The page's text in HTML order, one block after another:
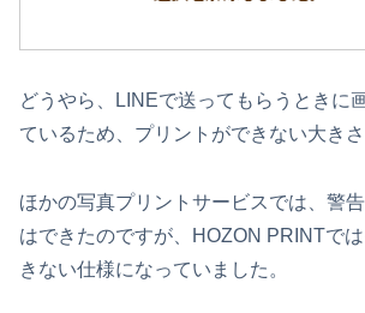
どうやら、LINEで送ってもらうときに
ているため、プリントができない大きさ
ほかの写真プリントサービスでは、警
はできたのですが、HOZON PRINTで
きない仕様になっていました。